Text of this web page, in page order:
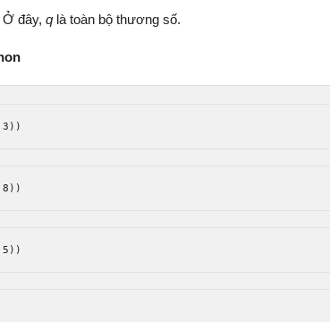
Ở đây, qlà toàn bộ thương số.
3 ))
8 ))
5 ))